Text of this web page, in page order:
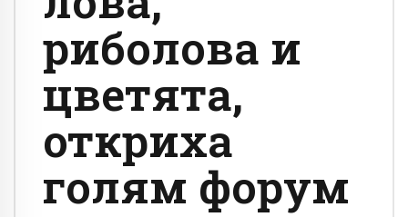
риболова и
цветята,
откриха
голям форум